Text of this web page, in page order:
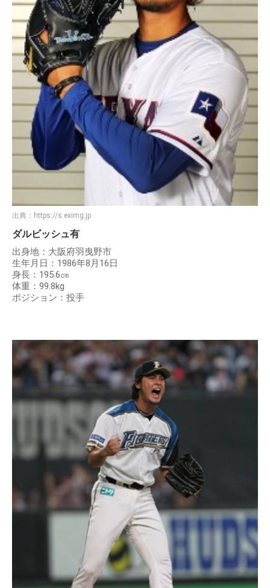
出典： https://s.eximg.jp
ダルビッシュ有
出身地：大阪府羽曳野市
生年月日：1986年8月16日
身長：195.6㎝
体重：99.8kg
ポジション：投手